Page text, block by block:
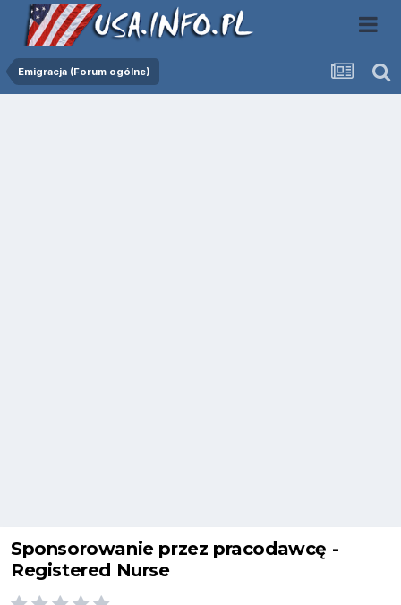
Emigracja (Forum ogólne)
Sponsorowanie przez pracodawcę -
Registered Nurse